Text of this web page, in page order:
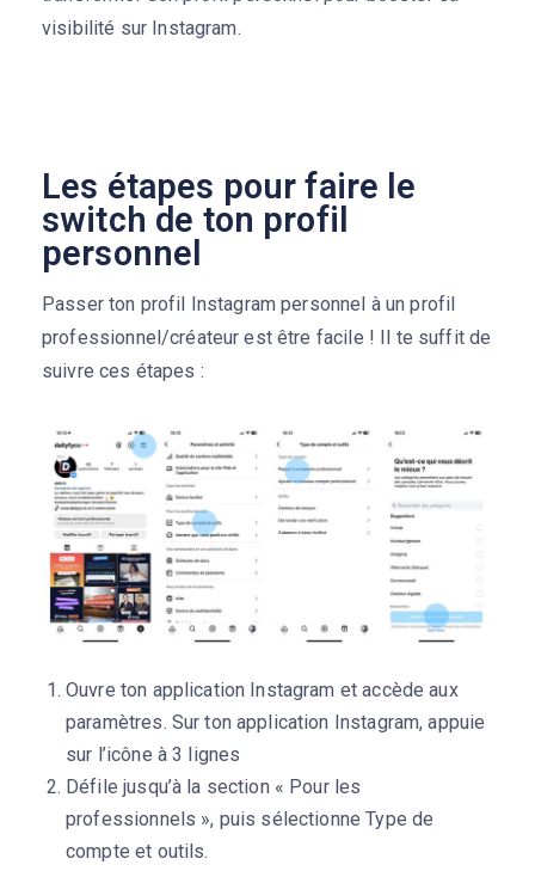
visibilité sur Instagram.
Les étapes pour faire le
switch de ton profil
personnel
Passer ton profil Instagram personnel à un profil
professionnel/créateur est être facile ! Il te suffit de
suivre ces étapes :
Ouvre ton application Instagram et accède aux
paramètres. Sur ton application Instagram, appuie
sur l’icône à 3 lignes
Défile jusqu’à la section « Pour les
professionnels », puis sélectionne Type de
compte et outils.